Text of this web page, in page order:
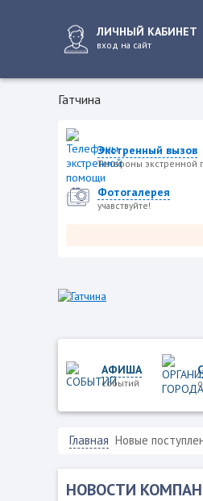
ЛИЧНЫЙ КАБИНЕТ
вход на сайт
Гатчина
Экстренный вызов
Телефоны экстренной
Фотогалерея
учавствуйте!
АФИША
событий
Главная Новые
НОВОСТИ